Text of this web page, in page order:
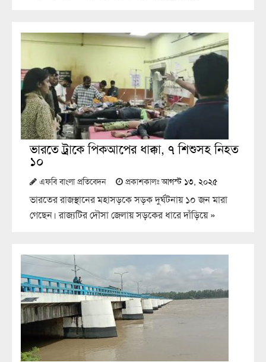
ভারতে ট্রাকে পিকআপের ধাক্কা, ৭ শিশুসহ নিহত
১০
এফবি বাংলা প্রতিবেদন প্রকাশকালঃআগস্ট ১৩, ২০২৫
ভারতের রাজস্থানের মহাসড়কে সড়ক দুর্ঘটনায় ১০ জন মারা
গেছেন। রাজ্যটির দৌসা জেলায় সড়কের ধারে দাঁড়িয়ে»